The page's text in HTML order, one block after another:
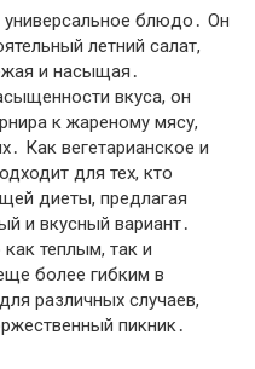
блюдо․ Он
летний салат,
и насыщая․
вкуса, он
к жареному мясу,
Как вегетарианское и
для тех, кто
диеты, предлагая
и вкусный вариант․
теплым, так и
более гибким в
различных случаев,
пикник․